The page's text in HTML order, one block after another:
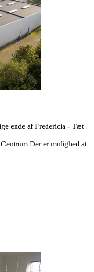
ende af Fredericia - Tæt
er mulighed at